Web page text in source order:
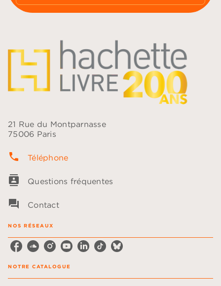
21 Rue du Montparnasse
75006 Paris
phone Téléphone
contacts Questions fréquentes
question_answer Contact
NOS RÉSEAUX
NOTRE CATALOGUE